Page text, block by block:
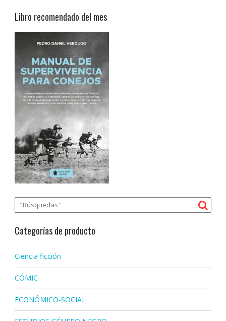
Libro recomendado del mes
Categorías de producto
Ciencia ficción
CÓMIC
ECONÓMICO-SOCIAL